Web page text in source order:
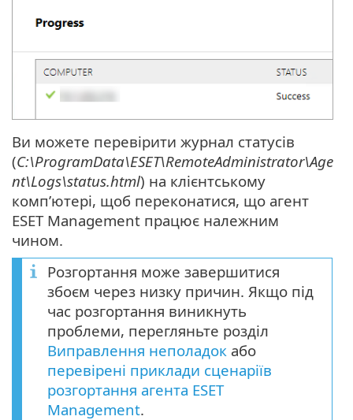
Ви можете перевірити журнал статусів
(C:\ProgramData\ESET\RemoteAdministrator\Age
nt\Logs\status.html) на клієнтському
комп’ютері, щоб переконатися, що агент
ESET Management працює належним
чином.
Розгортання може завершитися
збоєм через низку причин. Якщо під
час розгортання виникнуть
проблеми, перегляньте розділ
Виправлення неполадок або
перевірені приклади сценаріїв
розгортання агента ESET
Management.